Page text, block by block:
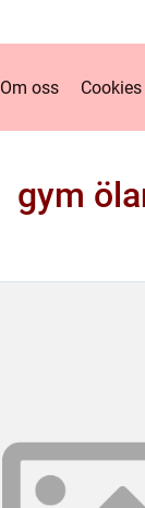
Om oss Cookies
gym